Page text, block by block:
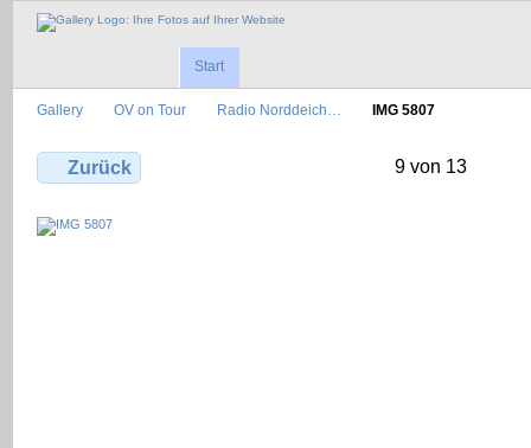
Start
Gallery OV on Tour Radio Norddeich… IMG 5807
Zurück 9 von 13